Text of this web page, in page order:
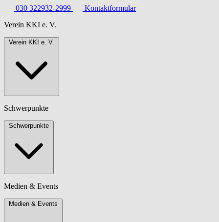
030 322932-2999
Kontaktformular
Verein KKI e. V.
Verein KKI e. V.
Schwerpunkte
Schwerpunkte
Medien & Events
Medien & Events